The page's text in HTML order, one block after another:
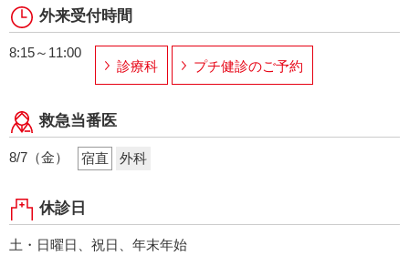
外来受付時間
8:15～11:00
診療科
プチ健診のご予約
救急当番医
8/7（金） 宿直 外科
休診日
土・日曜日、祝日、年末年始